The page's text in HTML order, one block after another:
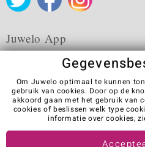
Juwelo App
Algemene verkoopvoorwaarden
Colofon
Contact
Visit our stores in
Om Juwelo optimaal te kunnen
gebruik van cookies. Door op de
akkoord gaan met het gebruik van
cookies of beslissen welk type
informatie over cookies,